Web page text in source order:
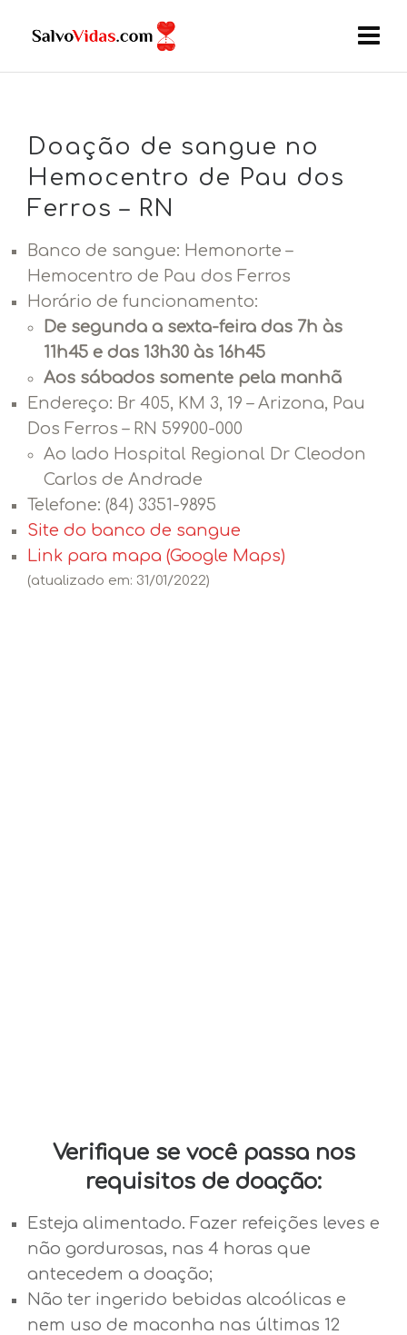
Doação de sangue no
Hemocentro de Pau dos
Ferros – RN
Banco de sangue: Hemonorte –
Hemocentro de Pau dos Ferros
Horário de funcionamento:
De segunda a sexta-feira das 7h às
11h45 e das 13h30 às 16h45
Aos sábados somente pela manhã
Endereço: Br 405, KM 3, 19 – Arizona, Pau
Dos Ferros – RN 59900-000
Ao lado Hospital Regional Dr Cleodon
Carlos de Andrade
Telefone: (84) 3351-9895
Site do banco de sangue
Link para mapa (Google Maps)
(atualizado em: 31/01/2022)
Verifique se você passa nos
requisitos de doação:
Esteja alimentado. Fazer refeições leves e
não gordurosas, nas 4 horas que
antecedem a doação;
Não ter ingerido bebidas alcoólicas e
nem uso de maconha nas últimas 12